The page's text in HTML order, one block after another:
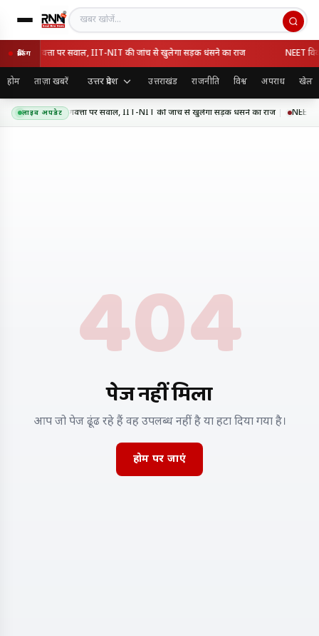
खबर खोजें
ब्रेकिंग
की गुणवत्ता पर सवाल, IIT-NIT की जांच से खुलेगा सड़क धंसने का राज NEET
होम ताज़ा खबरें उत्तर प्रदेश उत्तराखंड राजनीति विश्व अपराध खेल
लाइव अपडेट
एक्सप्रेसवे की गुणवत्ता पर सवाल, IIT-NIT की जांच से खुलेगा सड़क धंसने का राज NEET
404
पेज नहीं मिला
आप जो पेज ढूंढ रहे हैं वह उपलब्ध नहीं है या हटा दिया गया है।
होम पर जाएं